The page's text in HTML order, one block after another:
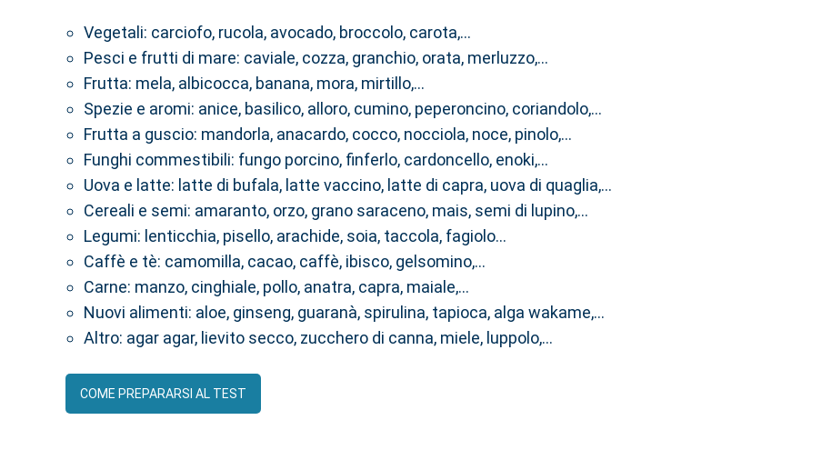
Vegetali: carciofo, rucola, avocado, broccolo, carota,…
Pesci e frutti di mare: caviale, cozza, granchio, orata, merluzzo,…
Frutta: mela, albicocca, banana, mora, mirtillo,…
Spezie e aromi: anice, basilico, alloro, cumino, peperoncino, coriandolo,…
Frutta a guscio: mandorla, anacardo, cocco, nocciola, noce, pinolo,…
Funghi commestibili: fungo porcino, finferlo, cardoncello, enoki,…
Uova e latte: latte di bufala, latte vaccino, latte di capra, uova di quaglia,…
Cereali e semi: amaranto, orzo, grano saraceno, mais, semi di lupino,…
Legumi: lenticchia, pisello, arachide, soia, taccola, fagiolo…
Caffè e tè: camomilla, cacao, caffè, ibisco, gelsomino,…
Carne: manzo, cinghiale, pollo, anatra, capra, maiale,…
Nuovi alimenti: aloe, ginseng, guaranà, spirulina, tapioca, alga wakame,…
Altro: agar agar, lievito secco, zucchero di canna, miele, luppolo,…
COME PREPARARSI AL TEST